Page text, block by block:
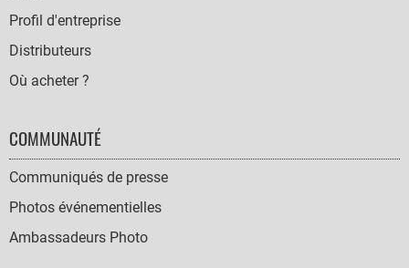
Profil d'entreprise
Distributeurs
Où acheter ?
COMMUNAUTÉ
Communiqués de presse
Photos événementielles
Ambassadeurs Photo